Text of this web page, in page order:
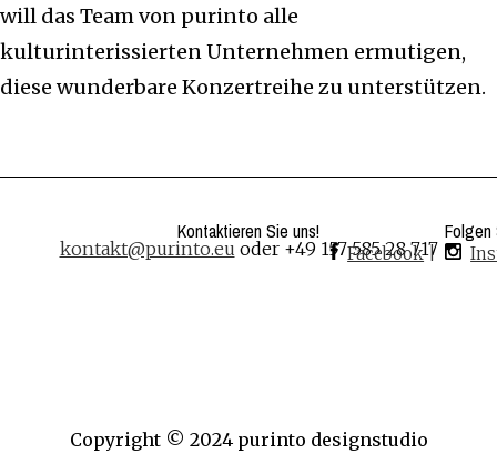
will das Team von purinto alle
kulturinterissierten Unternehmen ermutigen,
diese wunderbare Konzertreihe zu unterstützen.
Kontaktieren Sie uns!
kontakt@purinto.eu oder +49 157 585 28 717
Folgen
Facebook|
Copyright © 2024 purinto designstudio